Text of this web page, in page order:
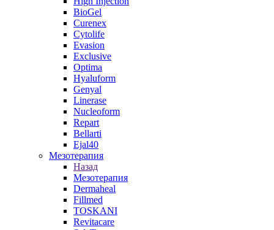
BioGel
Curenex
Cytolife
Evasion
Exclusive
Optima
Hyaluform
Genyal
Linerase
Nucleoform
Repart
Bellarti
Ejal40
Мезотерапия
Назад
Мезотерапия
Dermaheal
Fillmed
TOSKANI
Revitacare